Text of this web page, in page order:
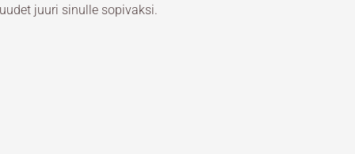
juuri sinulle sopivaksi.